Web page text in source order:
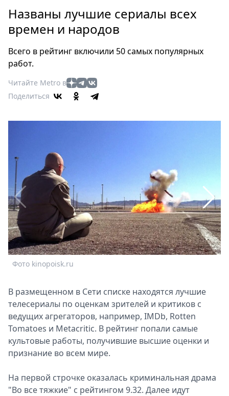
Россия
Мир
Еда
Мода
Театр
Выставки
Пресс-
релизы
О
Metro
Стримы
Спецпроекты
Звезды
Выборы
Скачай
Metro
Названы лучшие сериалы всех
времен и народов
Всего в рейтинг включили 50 самых популярных
работ.
Читайте Metro в
Поделиться
Фото kinopoisk.ru
В размещенном в Сети списке находятся лучшие
телесериалы по оценкам зрителей и критиков с
ведущих агрегаторов, например, IMDb, Rotten
Tomatoes и Metacritic. В рейтинг попали самые
культовые работы, получившие высшие оценки и
признание во всем мире.
На первой строчке оказалась криминальная драма
"Во все тяжкие" с рейтингом 9.32. Далее идут